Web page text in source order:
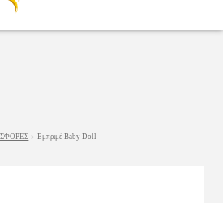
Εμπριμέ Baby Doll